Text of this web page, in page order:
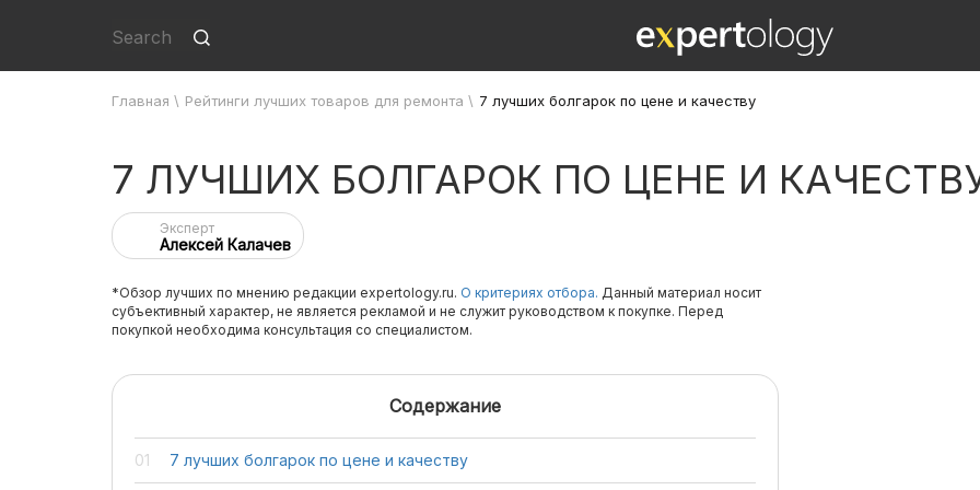
Главная \ Рейтинги лучших товаров для ремонта \ 7 лучших болгарок по цене и качеству
7 ЛУЧШИХ БОЛГАРОК ПО ЦЕНЕ И
Эксперт
Алексей Калачев
*Обзор лучших по мнению редакции expertology.ru. О критериях отбора. Данный материал носит
субъективный характер, не является рекламой и не служит руководством к покупке. Перед
покупкой необходима консультация со специалистом.
Содержание
7 лучших болгарок по цене и качеству